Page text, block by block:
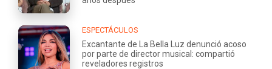
ESPECTÁCULOS
Excantante de La Bella Luz denunció acoso
por parte de director musical: compartió
reveladores registros